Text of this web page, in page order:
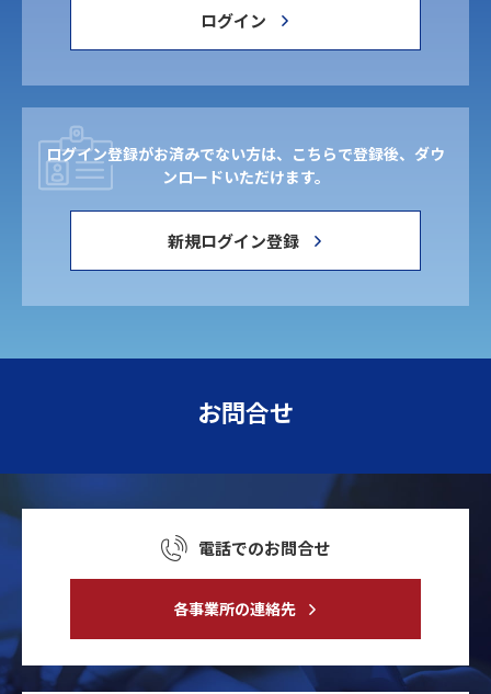
ログイン
ログイン登録がお済みでない方は、こちらで登録後、ダウ
ンロードいただけます。
新規ログイン登録
お問合せ
電話でのお問合せ
各事業所の連絡先